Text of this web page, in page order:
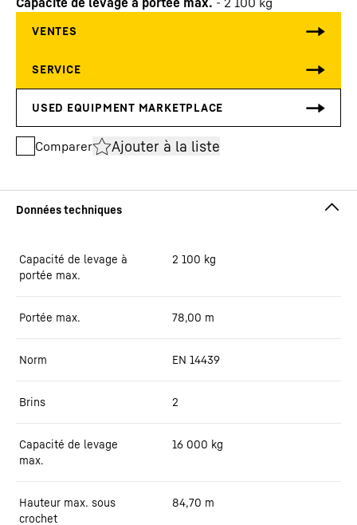
Comparer Ajouter à la liste
Capacité de levage à
portée max.
2 100 kg
Portée max. 78,00 m
Norm EN 14439
Brins 2
Capacité de levage
max.
16 000 kg
Hauteur max. sous
crochet
84,70 m